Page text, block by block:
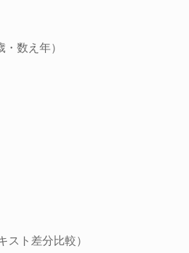
数え年）
スト差分比較）